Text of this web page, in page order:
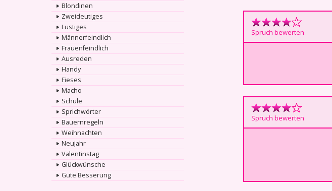
Blondinen
Zweideutiges
Lustiges
Männerfeindlich
Frauenfeindlich
Ausreden
Handy
Fieses
Macho
Schule
Sprichwörter
Bauernregeln
Weihnachten
Neujahr
Valentinstag
Glückwünsche
Gute Besserung
Spruch bewerten
Spruch bewerten